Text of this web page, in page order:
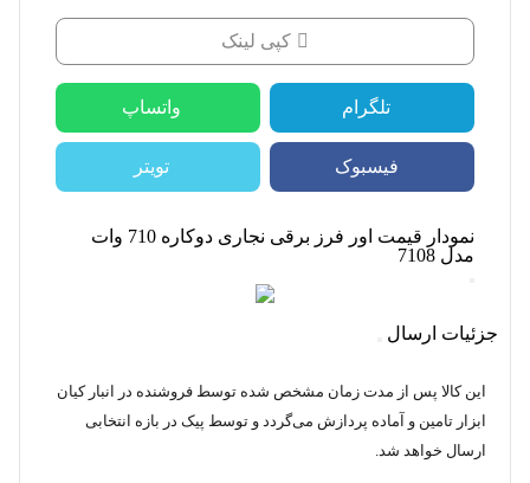
کپی لینک
تلگرام واتساپ
فیسبوک تویتر
نمودار قیمت
اور فرز برقی نجاری دوکاره 710 وات
مدل 7108
جزئیات ارسال
این کالا پس از مدت زمان مشخص شده توسط فروشنده در انبار کیان
ابزار تامین و آماده پردازش می‌گردد و توسط پیک در بازه انتخابی
ارسال خواهد شد.